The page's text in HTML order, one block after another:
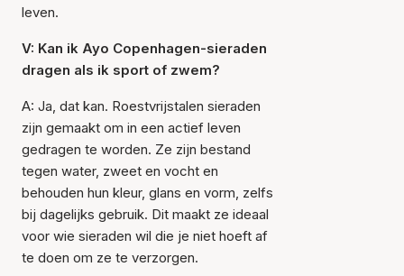
leven.
V: Kan ik Ayo Copenhagen-sieraden
dragen als ik sport of zwem?
A: Ja, dat kan. Roestvrijstalen sieraden
zijn gemaakt om in een actief leven
gedragen te worden. Ze zijn bestand
tegen water, zweet en vocht en
behouden hun kleur, glans en vorm, zelfs
bij dagelijks gebruik. Dit maakt ze ideaal
voor wie sieraden wil die je niet hoeft af
te doen om ze te verzorgen.